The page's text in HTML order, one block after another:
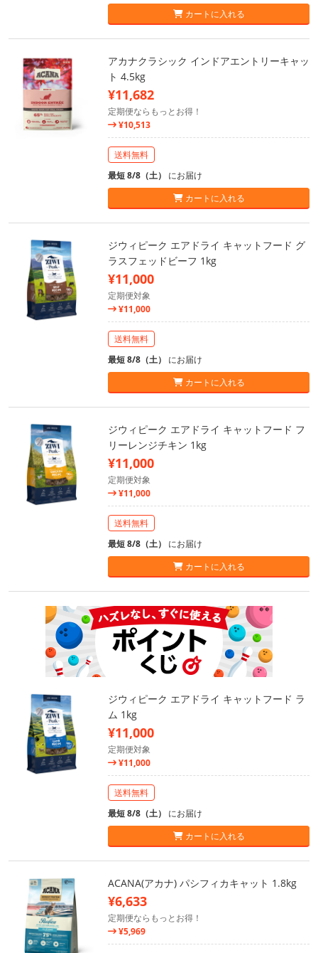
カートに入れる
アカナクラシック インドアエントリーキャッ
ト 4.5kg
¥11,682
定期便ならもっとお得！
¥10,513
送料無料
最短 8/8（土） にお届け
カートに入れる
ジウィピーク エアドライ キャットフード グ
ラスフェッドビーフ 1kg
¥11,000
定期便対象
¥11,000
送料無料
最短 8/8（土） にお届け
カートに入れる
ジウィピーク エアドライ キャットフード フ
リーレンジチキン 1kg
¥11,000
定期便対象
¥11,000
送料無料
最短 8/8（土） にお届け
カートに入れる
ジウィピーク エアドライ キャットフード ラ
ム 1kg
¥11,000
定期便対象
¥11,000
送料無料
最短 8/8（土） にお届け
カートに入れる
ACANA(アカナ) パシフィカキャット 1.8kg
¥6,633
定期便ならもっとお得！
¥5,969